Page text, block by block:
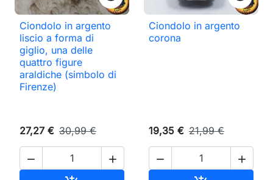
Ciondolo in argento
liscio a forma di
giglio, una delle
quattro figure
araldiche (simbolo di
Firenze)
27,27 € 30,99 €
 
Ciondolo in argento
corona
19,35 € 21,99 €
 